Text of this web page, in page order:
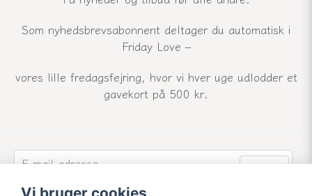
Som nyhedsbrevsabonnent deltager du automatisk i
Friday Love –
vores lille fredagsfejring, hvor vi hver uge udlodder et
gavekort på 500 kr.
emailE-mail-adresse